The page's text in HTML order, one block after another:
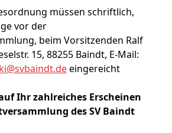
müssen schriftlich,
vor der
beim Vorsitzenden Ralf
15, 88255 Baindt, E-Mail:
eingereicht
Ihr zahlreiches Erscheinen
des SV Baindt